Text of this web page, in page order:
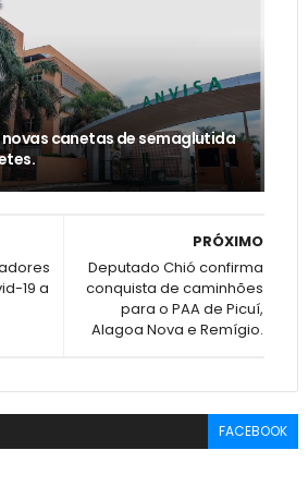
canetas de semaglutida
PRÓXIMO
Deputado Chió confirma
conquista de caminhões
para o PAA de Picuí,
Alagoa Nova e Remígio.
19 a
FACEBOOK